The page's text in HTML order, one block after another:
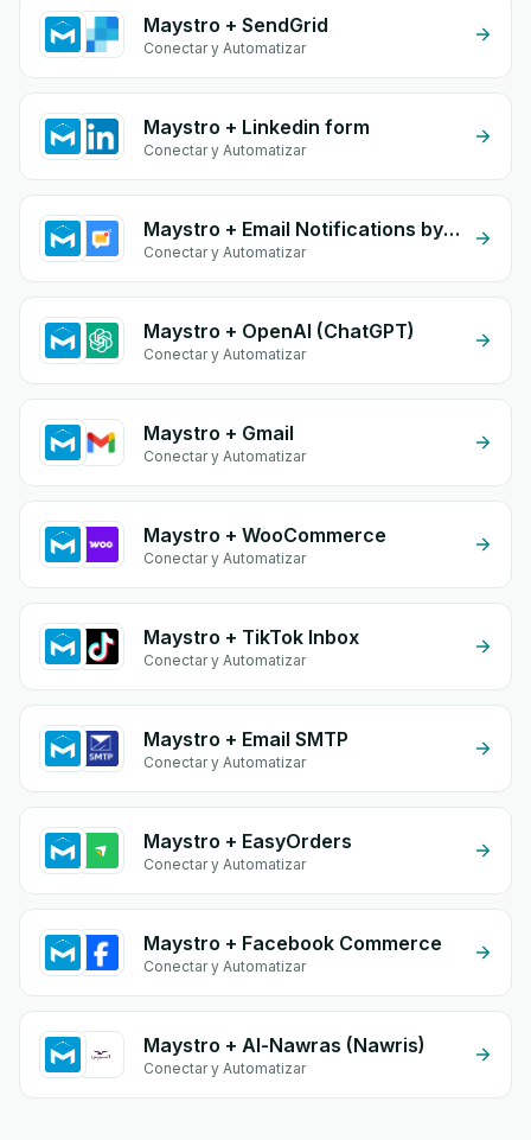
Maystro + SendGrid
Conectar y Automatizar
Maystro + Linkedin form
Conectar y Automatizar
Maystro + Email Notifications by eGrow
Conectar y Automatizar
Maystro + OpenAI (ChatGPT)
Conectar y Automatizar
Maystro + Gmail
Conectar y Automatizar
Maystro + WooCommerce
Conectar y Automatizar
Maystro + TikTok Inbox
Conectar y Automatizar
Maystro + Email SMTP
Conectar y Automatizar
Maystro + EasyOrders
Conectar y Automatizar
Maystro + Facebook Commerce
Conectar y Automatizar
Maystro + Al-Nawras (Nawris)
Conectar y Automatizar